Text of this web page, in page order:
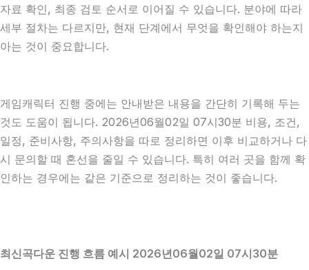
자료 확인, 최종 검토 순서로 이어질 수 있습니다. 분야에 따라
세부 절차는 다르지만, 현재 단계에서 무엇을 확인해야 하는지
아는 것이 중요합니다.
게임캐릭터 진행 중에는 안내받은 내용을 간단히 기록해 두는
것도 도움이 됩니다. 2026년06월02일 07시30분 비용, 조건,
일정, 준비사항, 주의사항을 따로 정리하면 이후 비교하거나 다
시 문의할 때 혼선을 줄일 수 있습니다. 특히 여러 곳을 함께 확
인하는 경우에는 같은 기준으로 정리하는 것이 좋습니다.
최신곡다운 진행 흐름 예시 2026년06월02일 07시30분